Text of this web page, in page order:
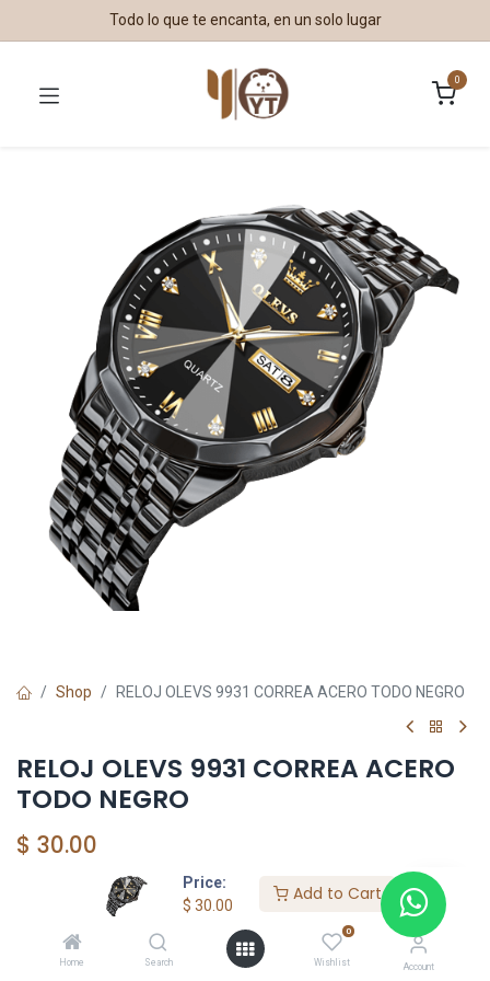
Price:
$ 30.00
Add to Cart
Home Search
0
Wishlist Account
Todo lo que te encanta, en un solo lugar
0
Shop RELOJ OLEVS 9931 CORREA ACERO TODO NEGRO
RELOJ OLEVS 9931 CORREA ACERO
TODO NEGRO
$ 30.00
Add to Cart
Agregar a la lista de deseos